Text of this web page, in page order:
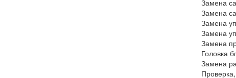
Замена
Замена
Замена
Замена
Замена
Головка
Замена